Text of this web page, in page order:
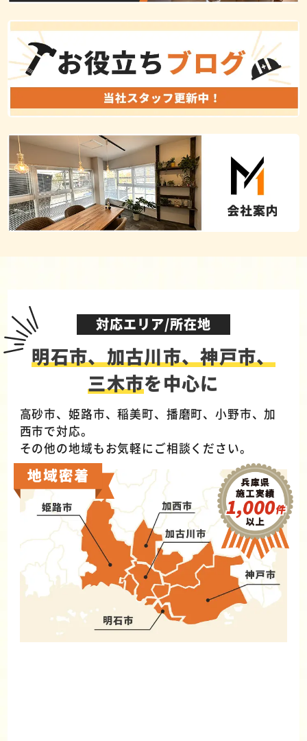
対応エリア/所在地
明石市、加古川市、神戸市、
三木市を中心に
高砂市、姫路市、稲美町、播磨町、小野市、加
西市で対応。
その他の地域もお気軽にご相談ください。